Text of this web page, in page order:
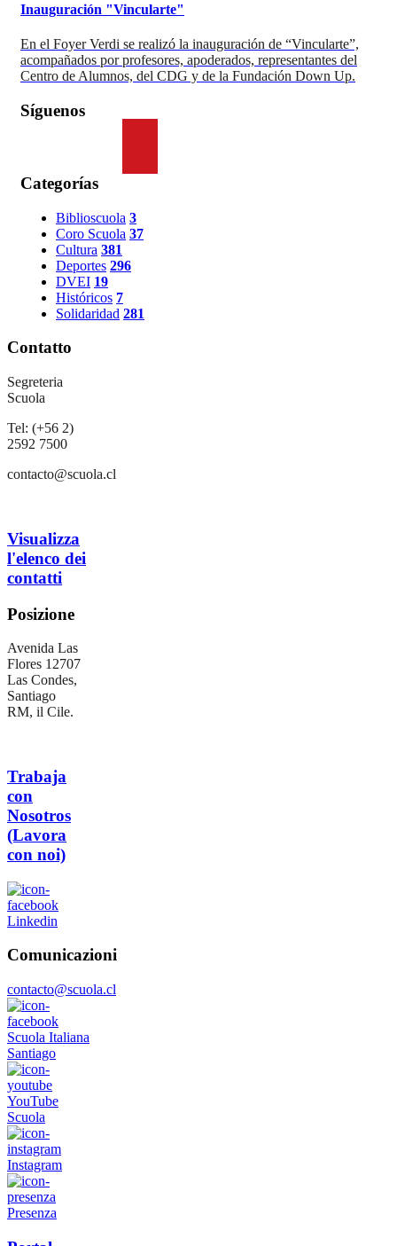
Inauguración "Vincularte"
En el Foyer Verdi se realizó la inauguración de “Vincularte”,
acompañados por profesores, apoderados, representantes del
Centro de Alumnos, del CDG y de la Fundación Down Up.
Síguenos
Categorías
Biblioscuola 3
Coro Scuola 37
Cultura 381
Deportes 296
DVEI 19
Históricos 7
Solidaridad 281
Contatto
Segreteria
Scuola
Tel: (+56 2)
2592 7500
contacto@scuola.cl
Visualizza
l'elenco dei
contatti
Posizione
Avenida Las
Flores 12707
Las Condes,
Santiago
RM, il Cile.
Trabaja
con
Nosotros
(Lavora
con noi)
Linkedin
Comunicazioni
contacto@scuola.cl
Scuola Italiana
Santiago
YouTube
Scuola
Instagram
Presenza